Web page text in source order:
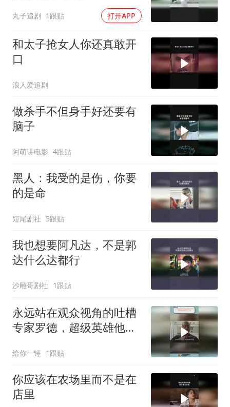
丸子追剧 1跟贴 打开APP
和太子抢女人你还真敢开
口
浪人爱追剧
做杀手不但身手好还要有
脑子
阿萌讲电影 4跟贴
黑人：我受的是伤，你要
的是命
短尾剧社 5跟贴
我也想要阿凡达，不是郭
达什么达都行
沙雕哥剧社 1跟贴
永远站在观众视角的吐槽
专家罗德，超级英雄他都
给你一锤 1跟贴
你应该在农场里而不是在
店里